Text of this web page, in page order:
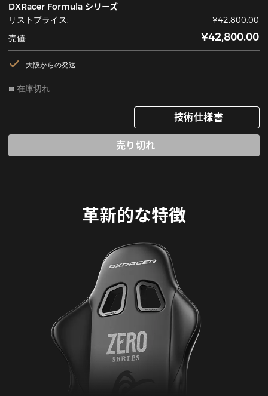
DXRacer Formula シリーズ
リストプライス:
¥42,800.00
売値:
¥42,800.00
大阪からの発送
在庫切れ
技術仕様書
売り切れ
革新的な特徴